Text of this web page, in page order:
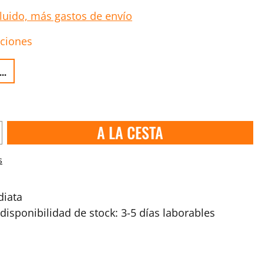
más gastos de envío
A LA CESTA
de stock: 3-5 días laborables